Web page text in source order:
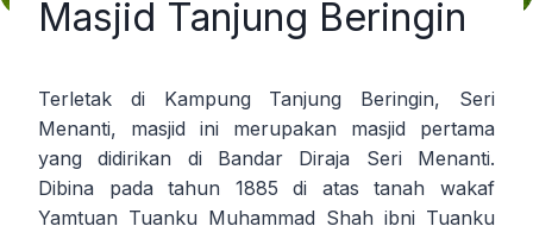
Masjid Tanjung Beringin
Terletak di Kampung Tanjung Beringin, Seri
Menanti, masjid ini merupakan masjid pertama
yang didirikan di Bandar Diraja Seri Menanti.
Dibina pada tahun 1885 di atas tanah wakaf
Yamtuan Tuanku Muhammad Shah ibni Tuanku